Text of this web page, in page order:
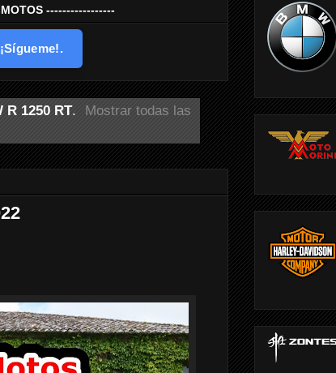
-----------------
R 1250 RT.
Mostrar todas las